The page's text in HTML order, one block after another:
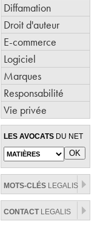
Diffamation
Droit d'auteur
E-commerce
Logiciel
Marques
Responsabilité
Vie privée
LES AVOCATS DU NET
MOTS-CLÉS LEGALIS
CONTACTLEGALIS